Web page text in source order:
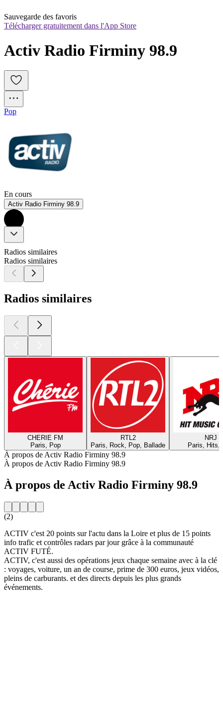
Sauvegarde des favoris
Télécharger gratuitement dans l'App Store
Activ Radio Firminy 98.9
Pop
En cours
Activ Radio Firminy 98.9
Radios similaires
Radios similaires
Radios similaires
CHERIE FM
Paris, Pop
RTL2
Paris, Rock, Pop, Ballade
NRJ
Paris, Hits,
À propos de Activ Radio Firminy 98.9
À propos de Activ Radio Firminy 98.9
À propos de Activ Radio Firminy 98.9
(2)
ACTIV c'est 20 points sur l'actu dans la Loire et plus de 15 points
info trafic et contrôles radars par jour grâce à la communauté
ACTIV FUTÉ.
ACTIV, c'est aussi des opérations jeux chaque semaine avec à la clé
: voyages, voiture, un an de course, prime de 300 euros, jeux vidéos,
pleins de carburants. et des directs depuis les plus grands
événements.